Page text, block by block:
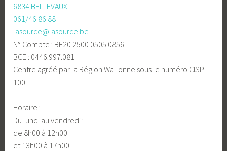
6834 BELLEVAUX
061/46 86 88
lasource@lasource.be
N° Compte : BE20 2500 0505 0856
BCE : 0446.997.081
Centre agréé par la Région Wallonne sous le numéro CISP-
100
Horaire :
Du lundi au vendredi :
de 8h00 à 12h00
et 13h00 à 17h00